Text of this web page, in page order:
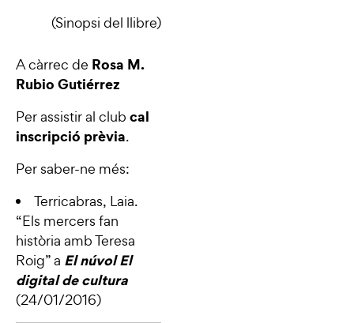
(Sinopsi del llibre)
A càrrec de Rosa M.
Rubio Gutiérrez
Per assistir al club cal
inscripció prèvia.
Per saber-ne més:
Terricabras, Laia.
“Els mercers fan
història amb Teresa
Roig”a El núvol El
digital de cultura
(24/01/2016)